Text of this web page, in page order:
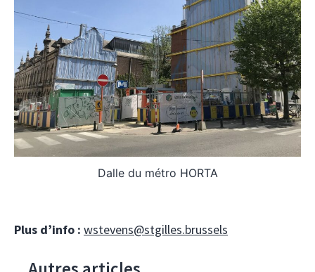
Dalle du métro HORTA
Plus d’info : wstevens@stgilles.brussels